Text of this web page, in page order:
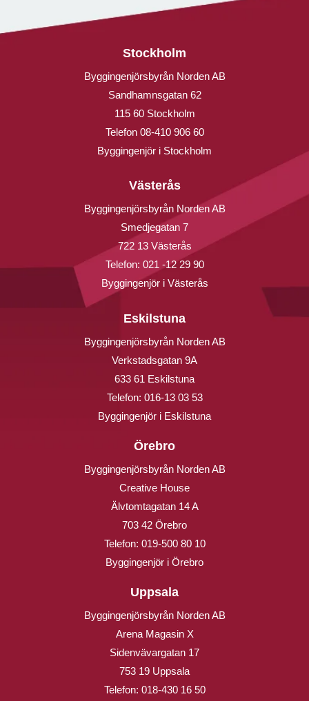
Stockholm
Byggingenjörsbyrån Norden AB
Sandhamnsgatan 62
115 60 Stockholm
Telefon 08-410 906 60
Byggingenjör i Stockholm
Västerås
Byggingenjörsbyrån Norden AB
Smedjegatan 7
722 13 Västerås
Telefon: 021 -12 29 90
Byggingenjör i Västerås
Eskilstuna
Byggingenjörsbyrån Norden AB
Verkstadsgatan 9A
633 61 Eskilstuna
Telefon: 016-13 03 53
Byggingenjör i Eskilstuna
Örebro
Byggingenjörsbyrån Norden AB
Creative House
Älvtomtagatan 14 A
703 42 Örebro
Telefon: 019-500 80 10
Byggingenjör i Örebro
Uppsala
Byggingenjörsbyrån Norden AB
Arena Magasin X
Sidenvävargatan 17
753 19 Uppsala
Telefon: 018-430 16 50